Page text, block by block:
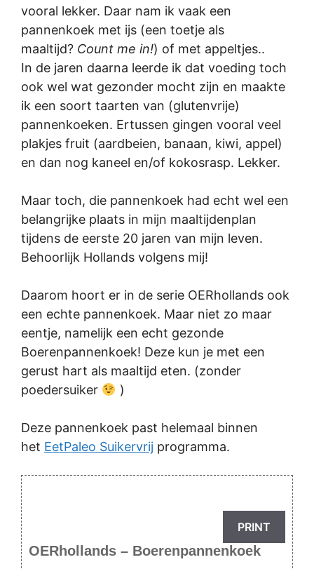
vooral lekker. Daar nam ik vaak een
pannenkoek met ijs (een toetje als
maaltijd? Count me in!) of met appeltjes..
In de jaren daarna leerde ik dat voeding toch
ook wel wat gezonder mocht zijn en maakte
ik een soort taarten van (glutenvrije)
pannenkoeken. Ertussen gingen vooral veel
plakjes fruit (aardbeien, banaan, kiwi, appel)
en dan nog kaneel en/of kokosrasp. Lekker.
Maar toch, die pannenkoek had echt wel een
belangrijke plaats in mijn maaltijdenplan
tijdens de eerste 20 jaren van mijn leven.
Behoorlijk Hollands volgens mij!
Daarom hoort er in de serie OERhollands ook
een echte pannenkoek. Maar niet zo maar
eentje, namelijk een echt gezonde
Boerenpannenkoek! Deze kun je met een
gerust hart als maaltijd eten. (zonder
poedersuiker
)
Deze pannenkoek past helemaal binnen
het EetPaleo Suikervrij programma.
PRINT
OERhollands – Boerenpannenkoek